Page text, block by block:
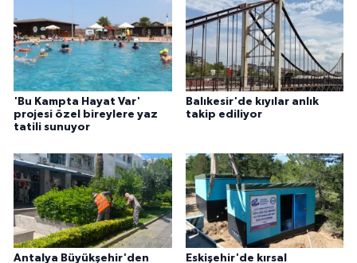
'Bu Kampta Hayat Var'
projesi özel bireylere yaz
tatili sunuyor
Balıkesir'de kıyılar anlık
takip ediliyor
Antalya Büyükşehir'den
Eskişehir'de kırsal